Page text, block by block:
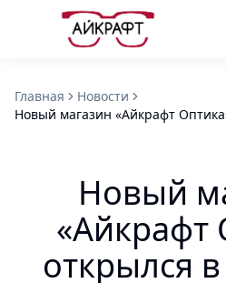
Главная
Новости
Новый магазин «Айкрафт
Новый
«Айкрафт
открылся